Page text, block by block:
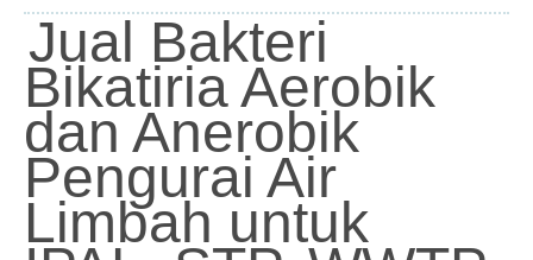
Jual Bakteri
Bikatiria Aerobik
dan Anerobik
Pengurai Air
Limbah untuk